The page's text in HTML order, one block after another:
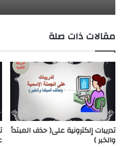
مقالات ذات صلة
تدريبات إلكترونية على( حذف المبتدأ
والخبر )